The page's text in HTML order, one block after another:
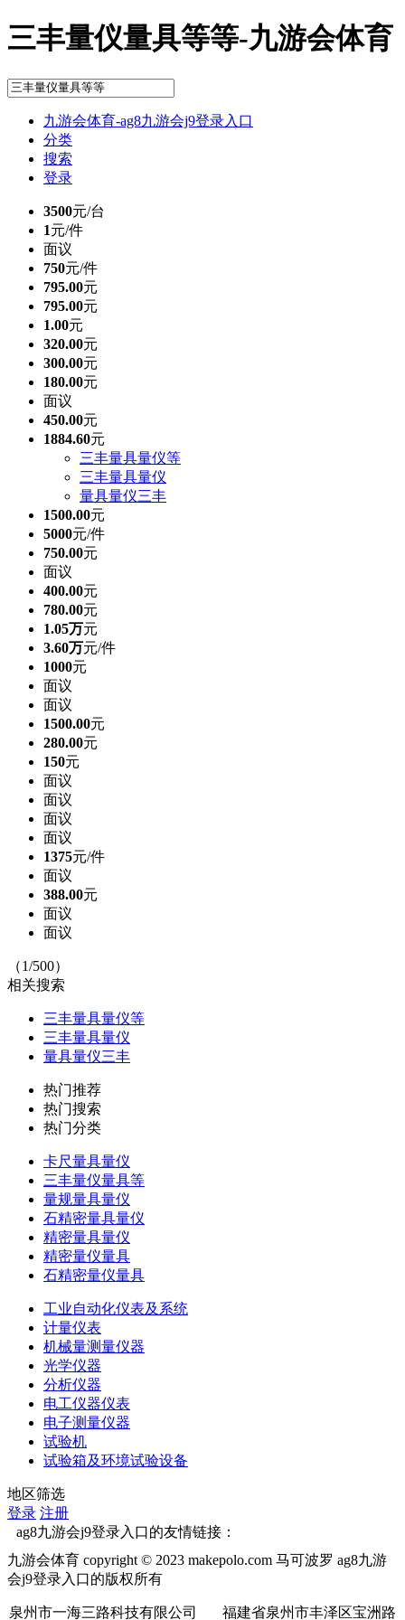
三丰量仪量具等等-九游会体育
九游会体育-ag8九游会j9登录入口
分类
搜索
登录
3500元/台
1元/件
面议
750元/件
795.00元
795.00元
1.00元
320.00元
300.00元
180.00元
面议
450.00元
1884.60元
三丰量具量仪等
三丰量具量仪
量具量仪三丰
1500.00元
5000元/件
750.00元
面议
400.00元
780.00元
1.05万元
3.60万元/件
1000元
面议
面议
1500.00元
280.00元
150元
面议
面议
面议
面议
1375元/件
面议
388.00元
面议
面议
（1/500）
相关搜索
三丰量具量仪等
三丰量具量仪
量具量仪三丰
热门推荐
热门搜索
热门分类
卡尺量具量仪
三丰量仪量具等
量规量具量仪
石精密量具量仪
精密量具量仪
精密量仪量具
石精密量仪量具
工业自动化仪表及系统
计量仪表
机械量测量仪器
光学仪器
分析仪器
电工仪器仪表
电子测量仪器
试验机
试验箱及环境试验设备
地区筛选
登录 注册
ag8九游会j9登录入口的友情链接：
九游会体育 copyright © 2023 makepolo.com 马可波罗 ag8九游
会j9登录入口的版权所有
泉州市一海三路科技有限公司 福建省泉州市丰泽区宝洲路